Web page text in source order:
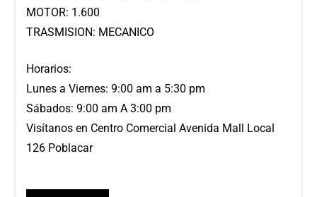
MOTOR: 1.600
TRASMISION: MECANICO
Horarios:
Lunes a Viernes: 9:00 am a 5:30 pm
Sábados: 9:00 am A 3:00 pm
Visítanos en Centro Comercial Avenida Mall Local
126 Poblacar